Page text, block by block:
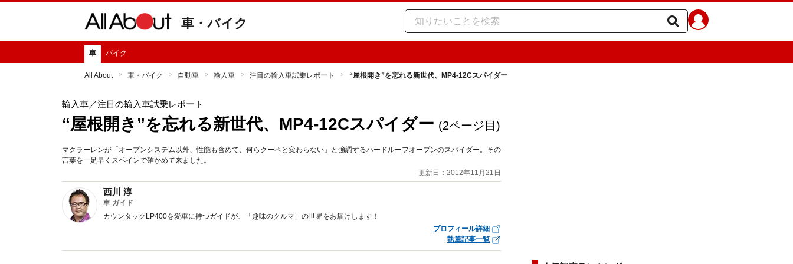
車・バイク
車 バイク
All About 車・バイク 自動車 輸入車 注目の輸入車試乗レポート “屋根開き”を忘れる新世代、MP4-12Cスパイダー
輸入車／注目の輸入車試乗レポート
“屋根開き”を忘れる新世代、MP4-12Cスパイダー (2ページ目)
マクラーレンが「オープンシステム以外、性能も含めて、何らクーペと変わらない」と強調するハードルーフオープンのスパイダー。その
言葉を一足早くスペインで確かめて来ました。
更新日：2012年11月21日
西川 淳
車 ガイド
カウンタックLP400を愛車に持つガイドが、「趣味のクルマ」の世界をお届けします！
プロフィール詳細
執筆記事一覧